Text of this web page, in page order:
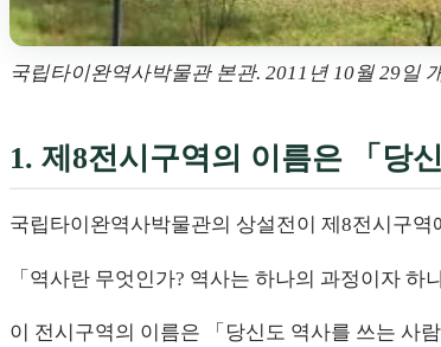
국립타이완역사박물관 본관. 2011년 10월 29일
1. 제8전시구역의 이름은 「당
국립타이완역사박물관의 상설전이 제8전시구역
「역사란 무엇인가? 역사는 하나의 과정이자
이 전시구역의 이름은 「당신도 역사를 쓰는 사